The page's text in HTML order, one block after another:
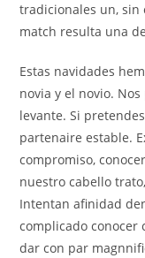
tradicionales un, sin
match resulta una
Estas navidades
novia y el novio.
levante. Si
partenaire estable.
compromiso,
nuestro cabello
Intentan afinidad
complicado conocer
dar con par